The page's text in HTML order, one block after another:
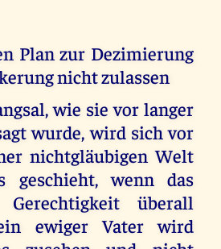
Plan zur Dezimierung
nicht zulassen
wie sie vor langer
wurde, wird sich vor
nichtgläubigen Welt
geschieht, wenn das
überall
ewiger Vater wird